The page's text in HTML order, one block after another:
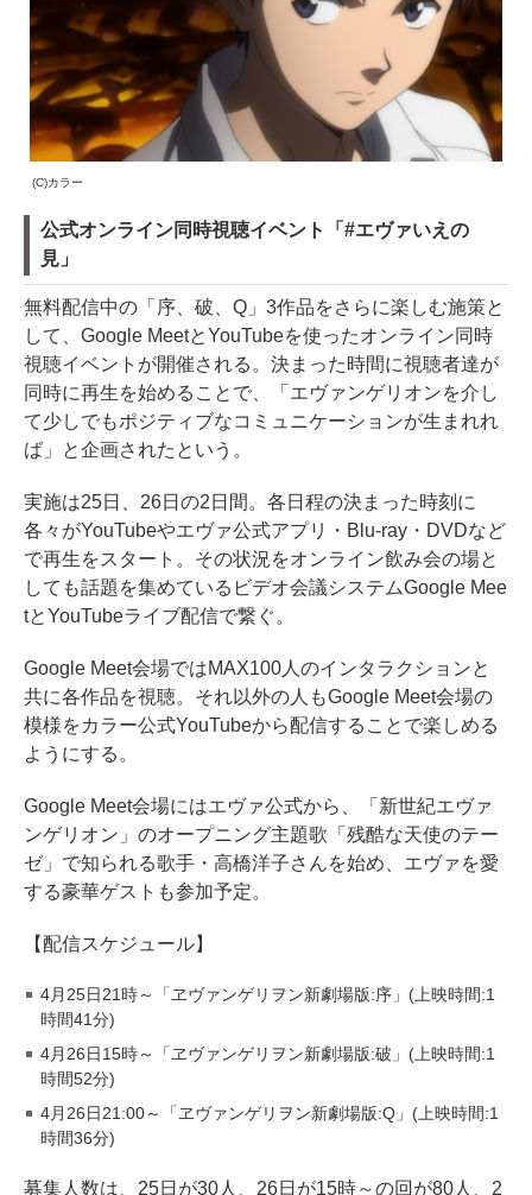
(C)カラー
公式オンライン同時視聴イベント「#エヴァいえの
見」
無料配信中の「序、破、Q」3作品をさらに楽しむ施策と
して、Google MeetとYouTubeを使ったオンライン同時
視聴イベントが開催される。決まった時間に視聴者達が
同時に再生を始めることで、「エヴァンゲリオンを介し
て少しでもポジティブなコミュニケーションが生まれれ
ば」と企画されたという。
実施は25日、26日の2日間。各日程の決まった時刻に
各々がYouTubeやエヴァ公式アプリ・Blu-ray・DVDなど
で再生をスタート。その状況をオンライン飲み会の場と
しても話題を集めているビデオ会議システムGoogle Mee
tとYouTubeライブ配信で繋ぐ。
Google Meet会場ではMAX100人のインタラクションと
共に各作品を視聴。それ以外の人もGoogle Meet会場の
模様をカラー公式YouTubeから配信することで楽しめる
ようにする。
Google Meet会場にはエヴァ公式から、「新世紀エヴァ
ンゲリオン」のオープニング主題歌「残酷な天使のテー
ゼ」で知られる歌手・高橋洋子さんを始め、エヴァを愛
する豪華ゲストも参加予定。
【配信スケジュール】
4月25日21時～「ヱヴァンゲリヲン新劇場版:序」(上映時間:1
時間41分)
4月26日15時～「ヱヴァンゲリヲン新劇場版:破」(上映時間:1
時間52分)
4月26日21:00～「ヱヴァンゲリヲン新劇場版:Q」(上映時間:1
時間36分)
募集人数は、25日が30人、26日が15時～の回が80人、2